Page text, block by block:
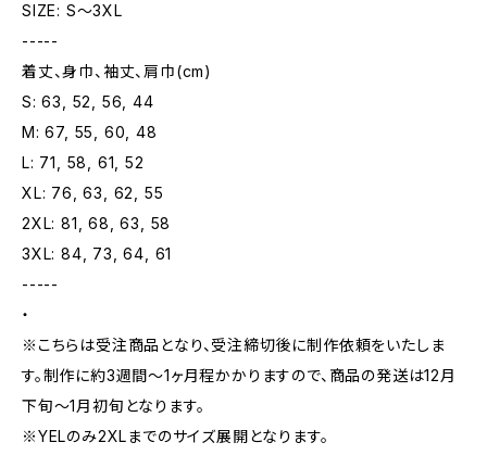
SIZE: S〜3XL
-----
着丈、身巾、袖丈、肩巾(cm)
S: 63, 52, 56, 44
M: 67, 55, 60, 48
L: 71, 58, 61, 52
XL: 76, 63, 62, 55
2XL: 81, 68, 63, 58
3XL: 84, 73, 64, 61
-----
・
※こちらは受注商品となり、受注締切後に制作依頼をいたしま
す。制作に約3週間〜1ヶ月程かかりますので、商品の発送は12月
下旬〜1月初旬となります。
※YELのみ2XLまでのサイズ展開となります。